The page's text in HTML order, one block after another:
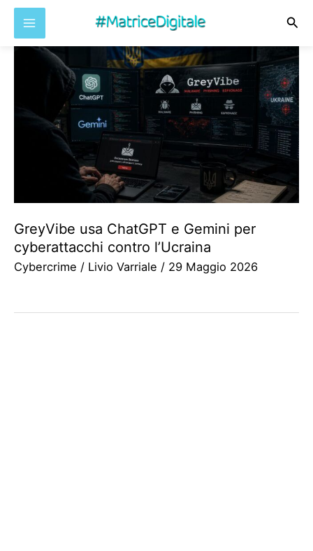
GreyVibe usa ChatGPT e Gemini per
cyberattacchi contro l’Ucraina
Cybercrime / Livio Varriale / 29 Maggio 2026